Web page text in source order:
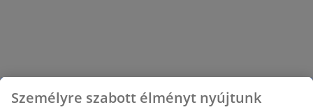
Személyre szabott élményt nyújtunk